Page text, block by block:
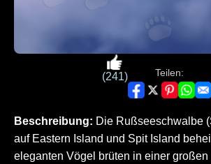
(241) Teilen:
Beschreibung: Die Rußseeschwalbe
auf Eastern Island und Spit Island
eleganten Vögel brüten in einer großen